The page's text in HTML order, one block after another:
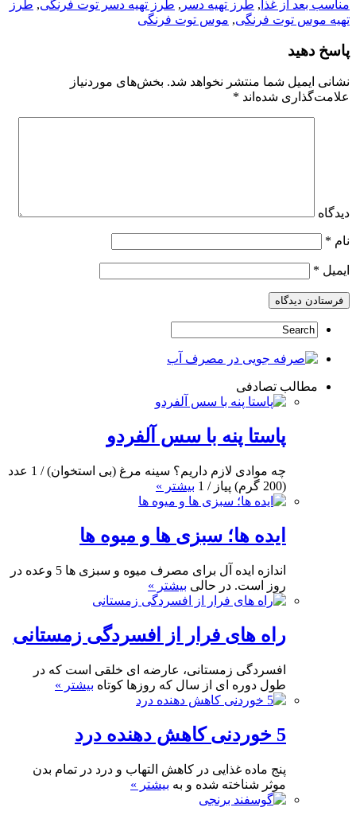
مناسب بعد از غذا , طرز تهیه دسر , طرز تهیه دسر توت فرنگی, طرز
تهیه موس توت فرنگی, موس توت فرنگی
پاسخ دهید
نشانی ایمیل شما منتشر نخواهد شد. بخش‌های موردنیاز
علامت‌گذاری شده‌اند *
دیدگاه
نام *
ایمیل *
مطالب تصادفی
پاستا پنه با سس آلفردو
چه موادی لازم داریم؟ سینه مرغ (بی استخوان) / 1 عدد
(200 گرم) پیاز / 1
بیشتر »
ایده ها؛ سبزی ها و میوه ها
اندازه ایده آل برای مصرف میوه و سبزی ها 5 وعده در
روز است. در حالی بیشتر »
راه های فرار از افسردگی زمستانی
افسردگی زمستانی، عارضه ای خلقی است که در
طول دوره ای از سال که روزها کوتاه بیشتر »
5 خوردنی کاهش دهنده درد
پنج ماده غذایی در کاهش التهاب و درد در تمام بدن
موثر شناخته شده و به بیشتر »